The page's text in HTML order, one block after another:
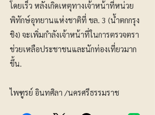
โดยเร็ว หลังเกิดเหตุทางเจ้าหน้าที่หน่วย
พิทักษ์อุทยานแห่งชาติที่ ขล. 3 (น้ำตกกรุง
ชิง) จะเพิ่มกำลังเจ้าหน้าที่ในการตรวจตรา
ช่วยเหลือประชาชนและนักท่องเที่ยวมาก
ขึ้น.
ไพฑูรย์ อินทศิลา /นครศรีธรรมราช